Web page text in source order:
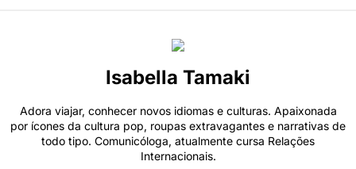
Isabella Tamaki
Adora viajar, conhecer novos idiomas e culturas. Apaixonada
por ícones da cultura pop, roupas extravagantes e narrativas de
todo tipo. Comunicóloga, atualmente cursa Relações
Internacionais.